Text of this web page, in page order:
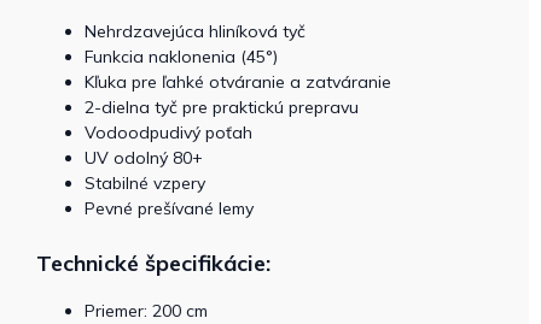
Nehrdzavejúca hliníková tyč
Funkcia naklonenia (45°)
Kľuka pre ľahké otváranie a zatváranie
2-dielna tyč pre praktickú prepravu
Vodoodpudivý poťah
UV odolný 80+
Stabilné vzpery
Pevné prešívané lemy
Technické špecifikácie:
Priemer: 200 cm